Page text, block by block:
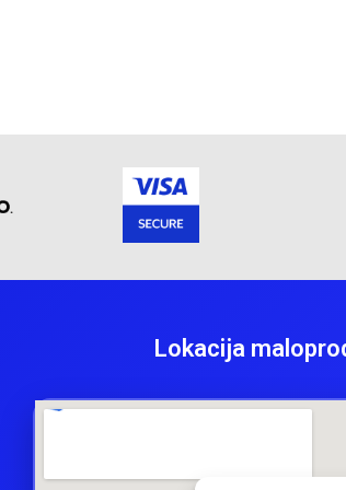
Lokacija